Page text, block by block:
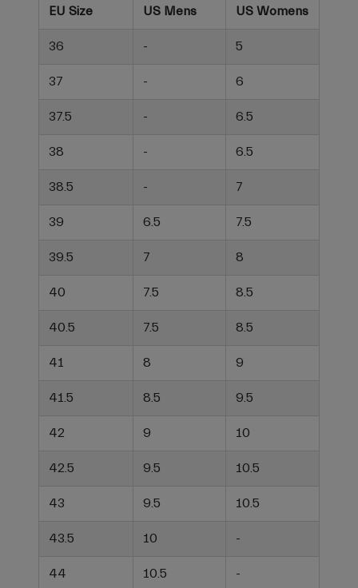
EU Size US Mens US Womens
36 - 5
37 - 6
37.5 - 6.5
38 - 6.5
38.5 - 7
39 6.5 7.5
39.5 7 8
40 7.5 8.5
40.5 7.5 8.5
41 8 9
41.5 8.5 9.5
42 9 10
42.5 9.5 10.5
43 9.5 10.5
43.5 10 -
44 10.5 -